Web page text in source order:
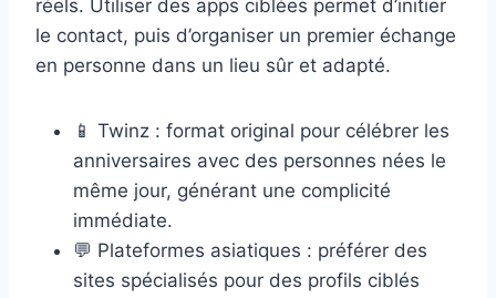
réels. Utiliser des apps ciblées permet d’initier
le contact, puis d’organiser un premier échange
en personne dans un lieu sûr et adapté.
📱 Twinz : format original pour célébrer les
anniversaires avec des personnes nées le
même jour, générant une complicité
immédiate.
💬 Plateformes asiatiques : préférer des
sites spécialisés pour des profils ciblés